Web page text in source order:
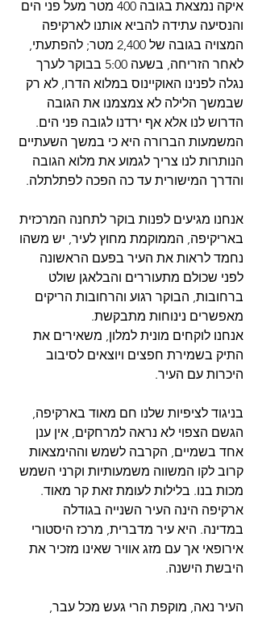
איקה נמצאת בגובה 400 מטר מעל פני הים
והנסיעה עתידה להביא אותנו לארקיפה
המצויה בגובה של 2,400 מטר; להפתעתי,
לאחר הזריחה, בשעה 5:00 בבוקר לערך
נגלה לפנינו האוקיינוס במלוא הדרו, לא רק
שבמשך הלילה לא צמצמנו את הגובה
הדרוש לנו אלא אף ירדנו לגובה פני הים.
המשמעות הברורה היא כי במשך השעתיים
הנותרות לנו צריך לגמוע את מלוא הגובה
והדרך המישורית עד כה הפכה לפתלתלה.
אנחנו מגיעים לפנות בוקר לתחנה המרכזית
באריקיפה, הממוקמת מחוץ לעיר, יש משהו
נחמד לראות את העיר בפעם הראשונה
לפני שכולם מתעוררים והבלאגן שולט
ברחובות, הבוקר רגוע והרחובות הריקים
מאפשרים נינוחות מתבקשת.
אנחנו לוקחים מונית למלון, משאירים את
התיק בשמירת חפצים ויוצאים לסיבוב
היכרות עם העיר.
בניגוד לציפיות שלנו חם מאוד בארקיפה,
הגשם הצפוי לא נראה למרחקים, אין ענן
אחד בשמיים, הקרבה לשמש וההימצאות
קרוב לקו המשווה משמעותיות וקרני השמש
מכות בנו. בלילות לעומת זאת קר מאוד.
ארקיפה הינה העיר השנייה בגודלה
במדינה. היא עיר מדברית, מרכז היסטורי
אירופאי אך עם מזג אוויר שאינו מזכיר את
היבשת הישנה.
העיר נאה, מוקפת הרי געש מכל עבר,